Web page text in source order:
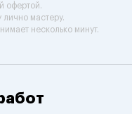
офертой.
лично мастеру.
несколько минут.